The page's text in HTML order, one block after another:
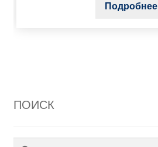
Подробнее
ПОИСК
Искать:
Поиск